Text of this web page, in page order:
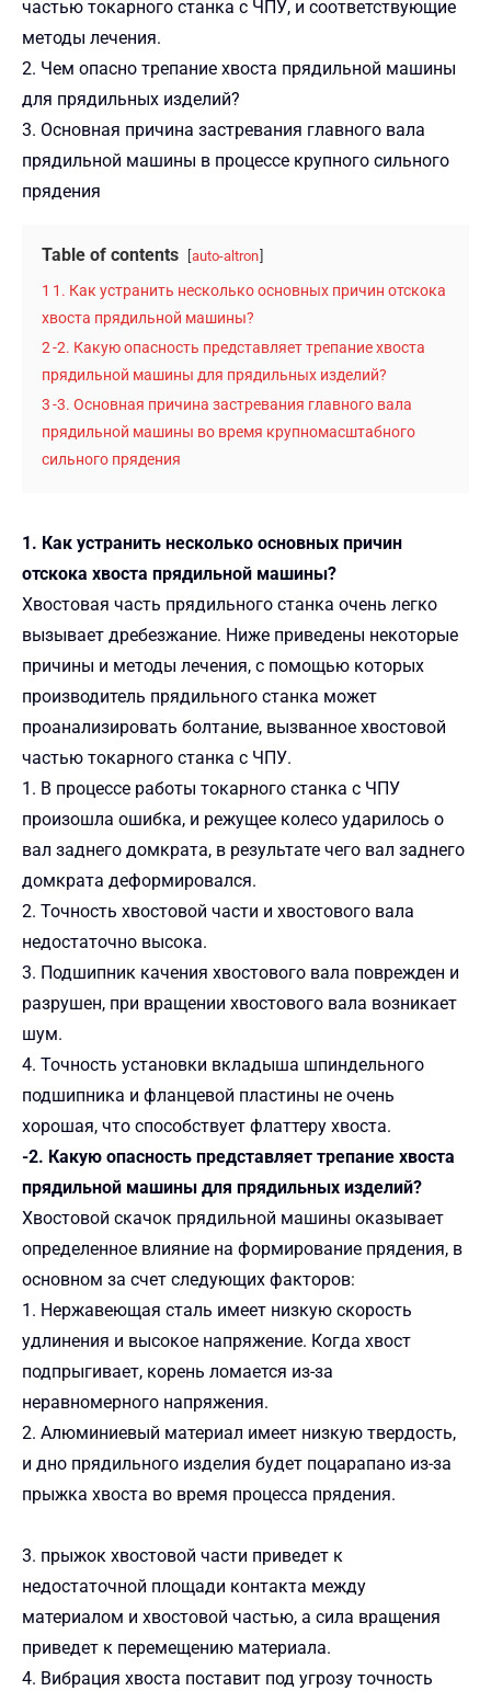
частью токарного станка с ЧПУ, и соответствующие
методы лечения.
2. Чем опасно трепание хвоста прядильной машины
для прядильных изделий?
3. Основная причина застревания главного вала
прядильной машины в процессе крупного сильного
прядения
Table of contents auto-altron
1 1. Как устранить несколько основных причин отскока
хвоста прядильной машины?
2-2. Какую опасность представляет трепание хвоста
прядильной машины для прядильных изделий?
3-3. Основная причина застревания главного вала
прядильной машины во время крупномасштабного
сильного прядения
1. Как устранить несколько основных причин
отскока хвоста прядильной машины?
Хвостовая часть прядильного станка очень легко
вызывает дребезжание. Ниже приведены некоторые
причины и методы лечения, с помощью которых
производитель прядильного станка может
проанализировать болтание, вызванное хвостовой
частью токарного станка с ЧПУ.
1. В процессе работы токарного станка с ЧПУ
произошла ошибка, и режущее колесо ударилось о
вал заднего домкрата, в результате чего вал заднего
домкрата деформировался.
2. Точность хвостовой части и хвостового вала
недостаточно высока.
3. Подшипник качения хвостового вала поврежден и
разрушен, при вращении хвостового вала возникает
шум.
4. Точность установки вкладыша шпиндельного
подшипника и фланцевой пластины не очень
хорошая, что способствует флаттеру хвоста.
-2. Какую опасность представляет трепание хвоста
прядильной машины для прядильных изделий?
Хвостовой скачок прядильной машины оказывает
определенное влияние на формирование прядения, в
основном за счет следующих факторов:
1. Нержавеющая сталь имеет низкую скорость
удлинения и высокое напряжение. Когда хвост
подпрыгивает, корень ломается из-за
неравномерного напряжения.
2. Алюминиевый материал имеет низкую твердость,
и дно прядильного изделия будет поцарапано из-за
прыжка хвоста во время процесса прядения.
3. прыжок хвостовой части приведет к
недостаточной площади контакта между
материалом и хвостовой частью, а сила вращения
приведет к перемещению материала.
4. Вибрация хвоста поставит под угрозу точность